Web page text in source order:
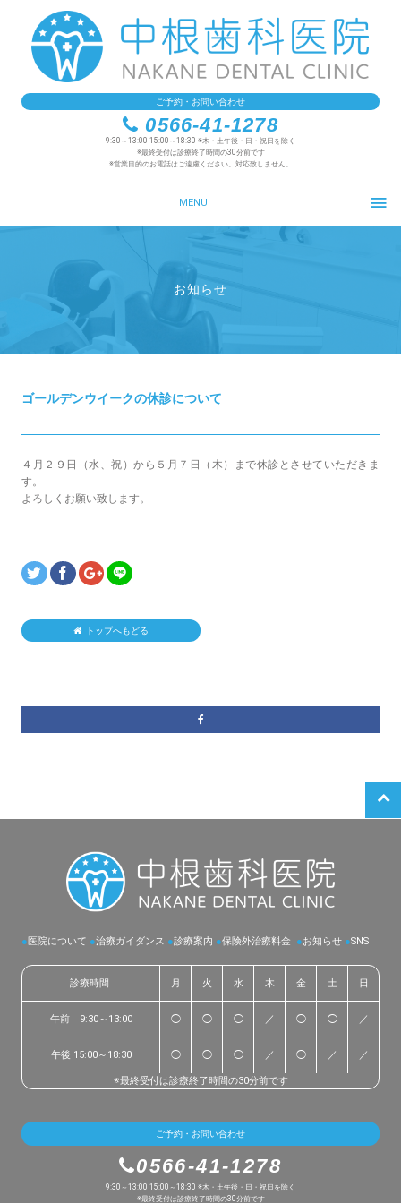
ご予約・お問い合わせ
0566-41-1278
9:30～13:00 15:00～18:30 ※木・土午後・日・祝日を除く
※最終受付は診療終了時間の30分前です
※営業目的のお電話はご遠慮ください。対応致しません。
MENU
お知らせ
ゴールデンウイークの休診について
４月２９日（水、祝）から５月７日（木）まで休診とさせていただきま
す。
よろしくお願い致します。
トップへもどる
● 医院について ●治療ガイダンス ●診療案内 ●保険外治療料金 ●お知らせ ●SNS
診療時間 月 火 水 木 金 土 日
午前 9:30～13:00 ◯ ◯ ◯ ／ ◯ ◯ ／
午後 15:00～18:30 ◯ ◯ ◯ ／ ◯ ／ ／
※最終受付は診療終了時間の30分前です
ご予約・お問い合わせ
0566-41-1278
9:30～13:00 15:00～18:30 ※木・土午後・日・祝日を除く
※最終受付は診療終了時間の30分前です